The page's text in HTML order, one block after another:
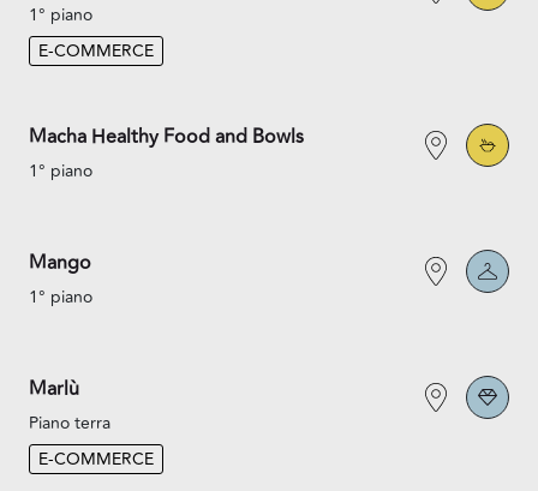
1° piano
E-COMMERCE
Macha Healthy Food and Bowls
1° piano
Mango
1° piano
Marlù
Piano terra
E-COMMERCE